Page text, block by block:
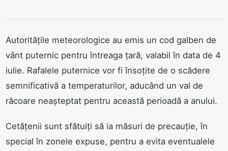
Autoritățile meteorologice au emis un cod galben de
vânt puternic pentru întreaga țară, valabil în data de 4
iulie. Rafalele puternice vor fi însoțite de o scădere
semnificativă a temperaturilor, aducând un val de
răcoare neașteptat pentru această perioadă a anului.
Cetățenii sunt sfătuiți să ia măsuri de precauție, în
special în zonele expuse, pentru a evita eventualele